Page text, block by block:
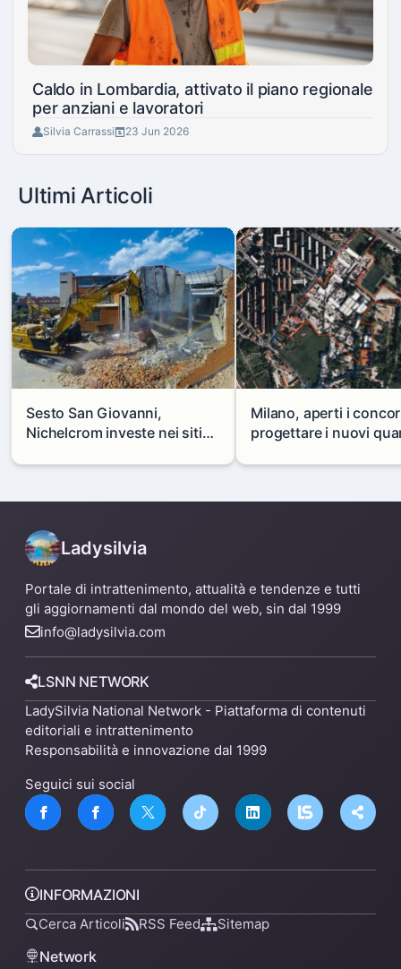
Caldo in Lombardia, attivato il piano regionale
per anziani e lavoratori
Silvia Carrassi 23 Jun 2026
Ultimi Articoli
Sesto San Giovanni,
Nichelcrom investe nei siti
capannone per fare spazio a
Milano, aperti i
progettare i nuovi
Mare
Ladysilvia
Portale di intrattenimento, attualità e tendenze e tutti
gli aggiornamenti dal mondo del web, sin dal 1999
info@ladysilvia.com
LSNN NETWORK
LadySilvia National Network - Piattaforma di contenuti
editoriali e intrattenimento
Responsabilità e innovazione dal 1999
Seguici sui social
INFORMAZIONI
Cerca Articoli RSS Feed Sitemap
Network